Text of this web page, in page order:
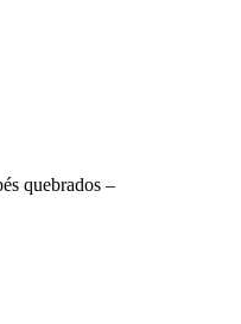
quebrados –